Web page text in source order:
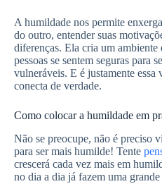
A humildade nos permite
do outro, entender suas
diferenças. Ela cria um ambiente
pessoas se sentem seguras para
vulneráveis. E é justamente essa
conecta de verdade.
Como colocar a humildade em
Não se preocupe, não é preciso
para ser mais humilde! Tente
crescerá cada vez mais em
no dia a dia já fazem uma